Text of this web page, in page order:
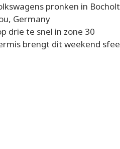
pronken in Bocholt
Germany
drie te snel in zone 30
brengt dit weekend